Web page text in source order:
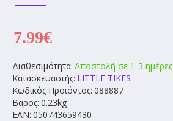
Διαθεσιμότητα: Αποστολή σε 1-3 ημέρες
Κατασκευαστής: LITTLE TIKES
Κωδικός Προϊόντος: 088887
Βάρος: 0.23kg
EAN: 050743659430
7.99€